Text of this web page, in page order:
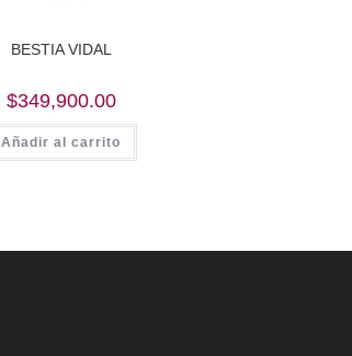
BESTIA VIDAL
$349,900.00
Añadir al carrito